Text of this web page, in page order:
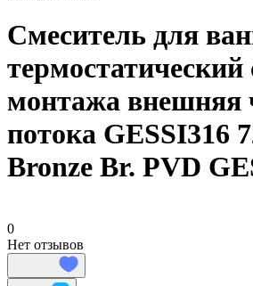
Смеситель для
монтажа внешняя
потока GESSI316
Bronze Br. PVD
0
Нет отзывов